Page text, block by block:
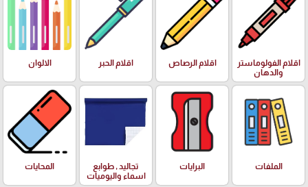
اقلام الفولوماستر
والدهان
اقلام الرصاص اقلام الحبر الالوان
الملفات البرايات
تجاليد , طوابع
اسماء واليوميات
المحايات